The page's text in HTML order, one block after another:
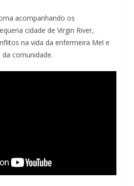
acompanhando os
cidade de Virgin River,
na vida da enfermeira Mel e
comunidade.